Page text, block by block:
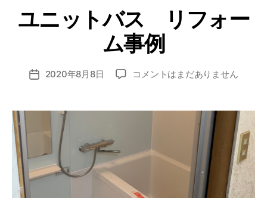
リ
ー
ユニットバス リフォー
ム事例
投
稿
n
o
o
a
in
投 2020年8月8日
ユ
ト
リ
ー
コメントはまだありません